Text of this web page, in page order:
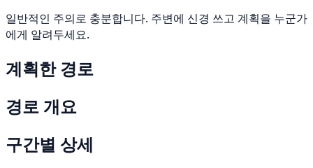
일반적인 주의로 충분합니다. 주변에 신경 쓰고 계획을 누군가
에게 알려두세요.
계획한 경로
경로 개요
구간별 상세